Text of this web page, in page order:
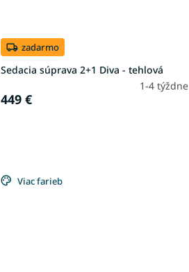
zadarmo
Sedacia súprava 2+1 Diva - tehlová
1-4 týždne
449 €
Viac farieb